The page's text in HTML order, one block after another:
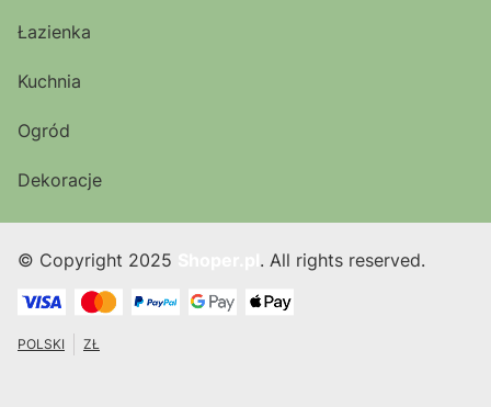
Łazienka
Kuchnia
Ogród
Dekoracje
© Copyright 2025 . All rights reserved.
POLSKI ZŁ